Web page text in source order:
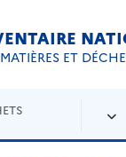
ET